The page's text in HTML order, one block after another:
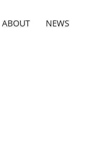
ABOUT NEWS